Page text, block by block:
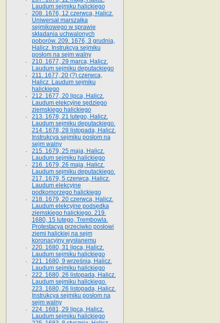
Laudum sejmiku halickiego
208. 1676, 12 czerwca, Halicz.
Uniwersał marszałka
sejmikowego w sprawie
składania uchwalonych
poborów. 209. 1676, 3 grudnia,
Halicz. Instrukcya sejmiku
posłom na sejm walny
210. 1677, 29 marca, Halicz.
Laudum sejmiku deputackiego
211. 1677, 20 (?) czerwca,
Halicz. Laudum sejmiku
halickiego
212. 1677, 20 lipca, Halicz.
Laudum elekcyjne sędziego
ziemskiego halickiego
213. 1678, 21 lutego, Halicz.
Laudum sejmiku deputackiego.
214. 1678, 28 listopada, Halicz.
Instrukcya sejmiku posłom na
sejm walny
215. 1679, 25 maja, Halicz.
Laudum sejmiku halickiego
216. 1679, 26 maja, Halicz.
Laudum sejmiku deputackiego.
217. 1679, 5 czerwca, Halicz.
Laudum elekcyjne
podkomorzego halickiego
218. 1679, 20 czerwca, Halicz.
Laudum elekcyjne podsędka
ziemskiego halickiego. 219.
1680, 15 lutego, Trembowla.
Protestacya przeciwko posłowi
ziemi halickiej na sejm
koronacyjny wysłanemu
220. 1680, 31 lipca, Halicz.
Laudum sejmiku halickiego
221. 1680, 9 września, Halicz.
Laudum sejmiku halickiego
222. 1680, 26 listopada, Halicz.
Laudum sejmiku halickiego.
223. 1680, 26 listopada, Halicz.
Instrukcya sejmiku posłom na
sejm walny
224. 1681, 29 lipca, Halicz.
Laudum sejmiku halickiego